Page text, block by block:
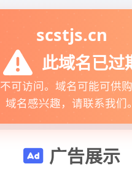
scstjs.cn
此域名已过
可访问。域名可能可供
域名感兴趣，请联系我们
广告展示